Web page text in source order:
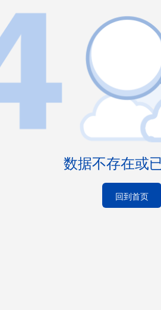
数据不存在或
回到首页